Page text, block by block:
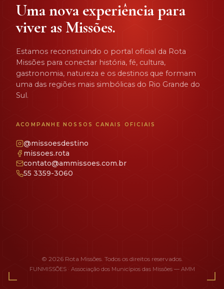
Uma nova experiência para
viver as Missões.
Estamos reconstruindo o portal oficial da Rota
Missões para conectar história, fé, cultura,
gastronomia, natureza e os destinos que formam
uma das regiões mais simbólicas do Rio Grande do
Sul.
ACOMPANHE NOSSOS CANAIS OFICIAIS
@missoesdestino
missoes.rota
contato@ammissoes.com.br
55 3359-3060
© 2026 Rota Missões. Todos os direitos reservados.
FUNMISSÕES · Associação dos Municípios das Missões — AMM